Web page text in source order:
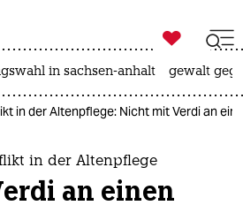
taz zahl ich
ich

taz zahl ich
in sachsen-anhalt gewalt
in der Altenpflege: Nicht mit Verdi an
in der Altenpflege
an einen